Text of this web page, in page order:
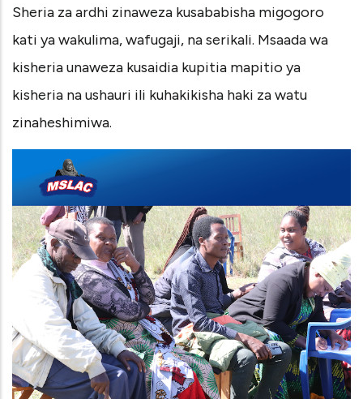
Sheria za ardhi zinaweza kusababisha migogoro
kati ya wakulima, wafugaji, na serikali. Msaada wa
kisheria unaweza kusaidia kupitia mapitio ya
kisheria na ushauri ili kuhakikisha haki za watu
zinaheshimiwa.